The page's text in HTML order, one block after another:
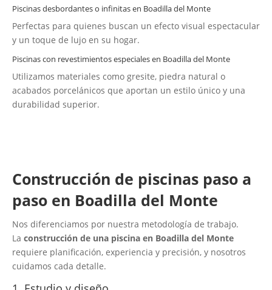
Piscinas desbordantes o infinitas en Boadilla del Monte
Perfectas para quienes buscan un efecto visual espectacular
y un toque de lujo en su hogar.
Piscinas con revestimientos especiales en Boadilla del Monte
Utilizamos materiales como gresite, piedra natural o
acabados porcelánicos que aportan un estilo único y una
durabilidad superior.
Construcción de piscinas paso a
paso en Boadilla del Monte
Nos diferenciamos por nuestra metodología de trabajo.
La construcción de una piscina en Boadilla del Monte
requiere planificación, experiencia y precisión, y nosotros
cuidamos cada detalle.